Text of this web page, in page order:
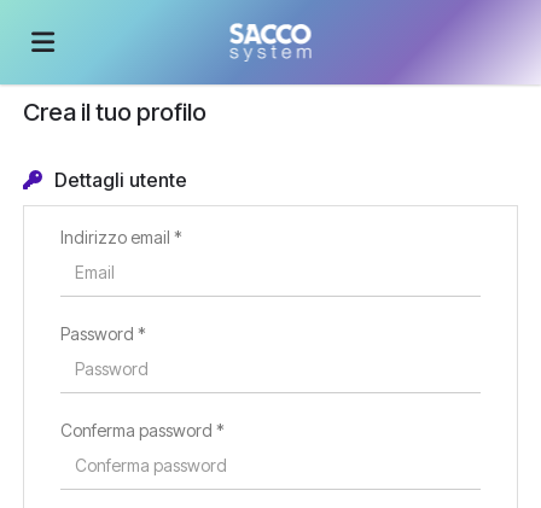
Home
Offerte
di
lavoro
Carica
il
CV
Login
Lingua
Crea il tuo profilo
Dettagli utente
Indirizzo email *
Password *
Conferma password *